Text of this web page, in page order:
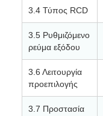
3.4 Τύπος RCD
3.5 Ρυθμιζόμενο
ρεύμα εξόδου
3.6 Λειτουργία
προεπιλογής
3.7 Προστασία